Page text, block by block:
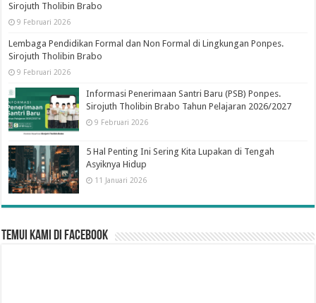
Sirojuth Tholibin Brabo
9 Februari 2026
Lembaga Pendidikan Formal dan Non Formal di Lingkungan Ponpes.
Sirojuth Tholibin Brabo
9 Februari 2026
Informasi Penerimaan Santri Baru (PSB) Ponpes.
Sirojuth Tholibin Brabo Tahun Pelajaran 2026/2027
9 Februari 2026
5 Hal Penting Ini Sering Kita Lupakan di Tengah
Asyiknya Hidup
11 Januari 2026
Temui Kami di Facebook